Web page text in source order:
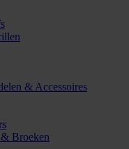
& Accessoires
& Broeken